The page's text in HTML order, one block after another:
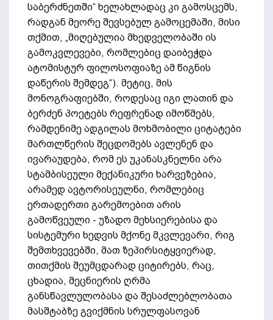
საბერძნეთში“ ხელახლადაც კი გამოსცემს,
რადგან მეორე შევსებულ გამოცემაში, მისი
თქმით, „მიღებულია მხედველობაში ის
გამოკვლევები, რომლებიც დაიბეჭდა
ატომისტურ ფილოსოფიაზე ამ წიგნის
დაწერის შემდეგ“). მეტიც, მის
მონოგრაფიებში, როდესაც იგი ლათინ და
ბერძენ პოეტებს რეფრენად იმოწმებს,
რამდენიმე ადგილას მოხმობილი ციტატები
მართლწერის შეცდომებს ავლენენ და
ივარაუდება, რომ ეს უკანასკნელნი არა
სტამბისეული მექანიკური ხარვეზებია,
არამედ ავტორისეულნი, რომლებიც
ერთადერთი გარემოებით არის
გამოწვეული - უზადო მეხსიერებისა და
სისტემური ხედვის მქონე მკვლევარი, რიგ
შემთხვევებში, მათ ზეპირსიტყვიერად,
თითქმის შეუმცდარად ციტირებს, რაც,
ცხადია, მეცნიერის ღრმა
განსწავლულობასა და შესაძლებლობათა
მასშტაბზე გვიქმნის სრულფასოვან